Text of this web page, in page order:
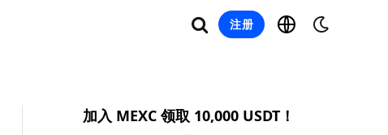
注册
加入 MEXC 领取 10,000 USDT！